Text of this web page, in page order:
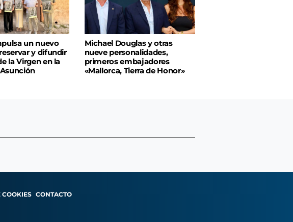
un nuevo
y difundir
la Virgen en la
Michael Douglas y otras
nueve personalidades,
primeros embajadores
«Mallorca, Tierra de Honor»
COOKIES CONTACTO